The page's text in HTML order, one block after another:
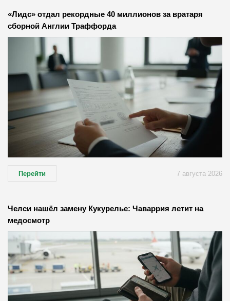
«Лидс» отдал рекордные 40 миллионов за вратаря
сборной Англии Траффорда
Перейти 7 августа 2026
Челси нашёл замену Кукурелье: Чаваррия летит на
медосмотр